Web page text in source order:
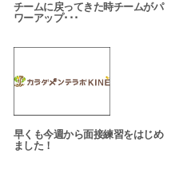
チームに戻ってきた時チームがパ
ワーアップ･･･
早くも今週から面接練習をはじめ
ました！